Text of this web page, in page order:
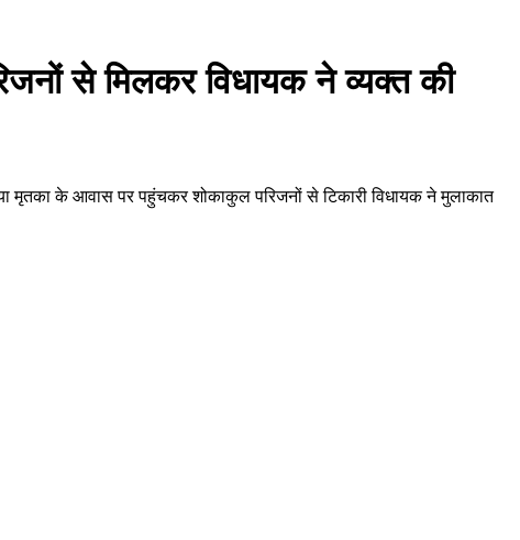
से मिलकर विधायक ने व्यक्त की
मृतका के आवास पर पहुंचकर शोकाकुल परिजनों से टिकारी विधायक ने मुलाकात